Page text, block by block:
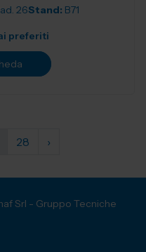
26Stand: B71
preferiti
28 ›
Srl - Gruppo Tecniche